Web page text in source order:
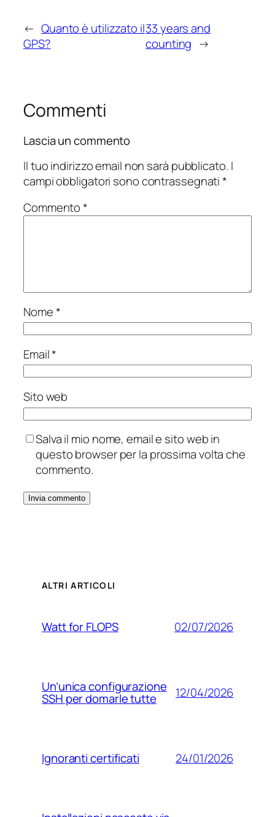
← Quanto è utilizzato il
GPS?
33 years and
counting →
Commenti
Lascia un commento
Il tuo indirizzo email non sarà pubblicato. I
campi obbligatori sono contrassegnati*
Commento*
Nome*
Email*
Sito web
Salva il mio nome, email e sito web in
questo browser per la prossima volta che
commento.
ALTRI ARTICOLI
Watt for FLOPS 02/07/2026
Un’unica configurazione
SSH per domarle tutte 12/04/2026
Ignoranti certificati 24/01/2026